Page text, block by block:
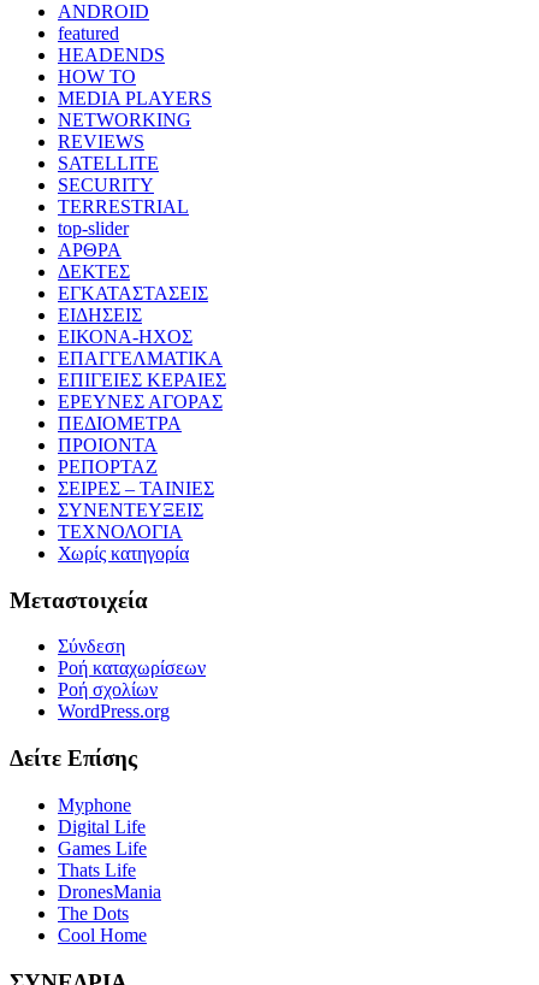
ANDROID
featured
HEADENDS
HOW TO
MEDIA PLAYERS
NETWORKING
REVIEWS
SATELLITE
SECURITY
TERRESTRIAL
top-slider
ΑΡΘΡΑ
ΔΕΚΤΕΣ
ΕΓΚΑΤΑΣΤΑΣΕΙΣ
ΕΙΔΗΣΕΙΣ
ΕΙΚΟΝΑ-ΗΧΟΣ
ΕΠΑΓΓΕΛΜΑΤΙΚΑ
ΕΠΙΓΕΙΕΣ ΚΕΡΑΙΕΣ
ΕΡΕΥΝΕΣ ΑΓΟΡΑΣ
ΠΕΔΙΟΜΕΤΡΑ
ΠΡΟΙΟΝΤΑ
ΡΕΠΟΡΤΑΖ
ΣΕΙΡΕΣ – ΤΑΙΝΙΕΣ
ΣΥΝΕΝΤΕΥΞΕΙΣ
ΤΕΧΝΟΛΟΓΙΑ
Χωρίς κατηγορία
Μεταστοιχεία
Σύνδεση
Ροή καταχωρίσεων
Ροή σχολίων
WordPress.org
Δείτε Επίσης
Myphone
Digital Life
Games Life
Thats Life
DronesMania
The Dots
Cool Home